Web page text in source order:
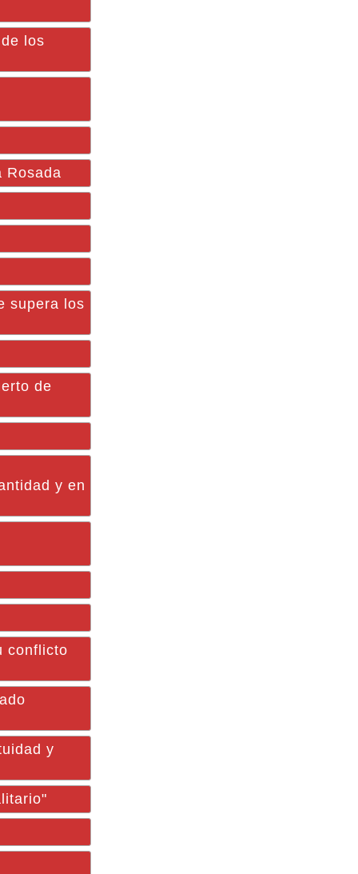
los
Rosada
supera los
de
y en
conflicto
y